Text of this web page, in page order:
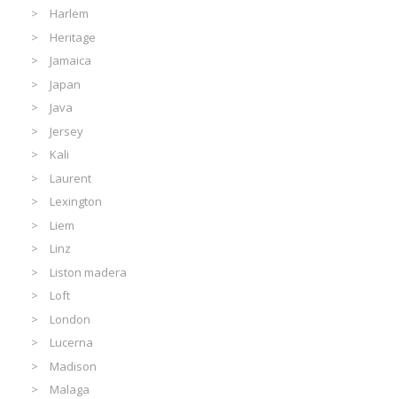
Harlem
Heritage
Jamaica
Japan
Java
Jersey
Kali
Laurent
Lexington
Liem
Linz
Liston madera
Loft
London
Lucerna
Madison
Malaga